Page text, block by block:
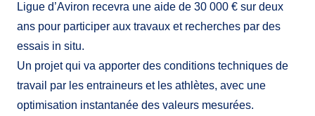
Ligue d’Aviron recevra une aide de 30 000 € sur deux
ans pour participer aux travaux et recherches par des
essais in situ.
Un projet qui va apporter des conditions techniques de
travail par les entraineurs et les athlètes, avec une
optimisation instantanée des valeurs mesurées.